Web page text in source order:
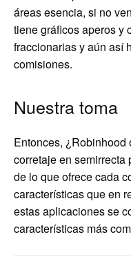
áreas esencia, si no
tiene gráficos aperos y
fraccionarias y aún así
comisiones.
Nuestra toma
Entonces,
corretaje en
de lo que ofrece cada
características que en
estas aplicaciones se
características más